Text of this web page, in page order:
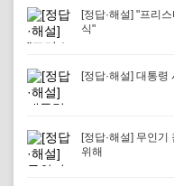
[정답·해설] "프리
식"
[정답·해설] 대통
[정답·해설] 무인기
위해